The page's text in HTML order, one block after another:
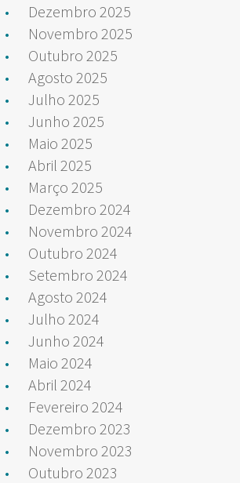
Dezembro 2025
Novembro 2025
Outubro 2025
Agosto 2025
Julho 2025
Junho 2025
Maio 2025
Abril 2025
Março 2025
Dezembro 2024
Novembro 2024
Outubro 2024
Setembro 2024
Agosto 2024
Julho 2024
Junho 2024
Maio 2024
Abril 2024
Fevereiro 2024
Dezembro 2023
Novembro 2023
Outubro 2023